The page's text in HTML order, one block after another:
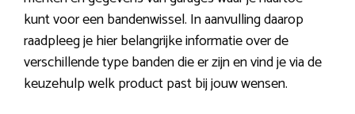
kunt voor een bandenwissel. In aanvulling daarop
raadpleeg je hier belangrijke informatie over de
verschillende type banden die er zijn en vind je via de
keuzehulp welk product past bij jouw wensen.